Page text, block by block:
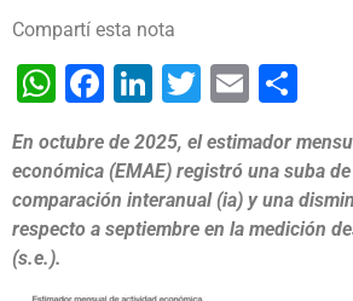
Compartí esta nota
WhatsApp
Facebook
LinkedIn
Twitter
Email
En octubre de 2025, el estimador
económica (EMAE) registró una suba de
comparación interanual (ia) y una
respecto a septiembre en la medición
(s.e.).